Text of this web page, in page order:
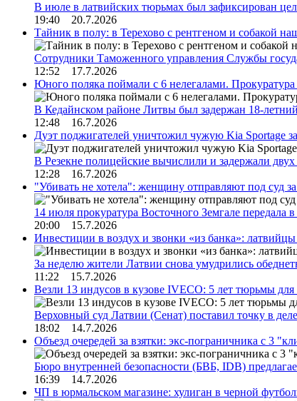
В июле в латвийских тюрьмах был зафиксирован
19:40 20.7.2026
Тайник в полу: в Терехово с рентгеном и собакой
Сотрудники Таможенного управления Службы
12:52 17.7.2026
Юного поляка поймали с 6 нелегалами.
В Кедайнском районе Литвы был задержан 18-
12:48 16.7.2026
Дуэт поджигателей уничтожил чужую Kia Sportage
В Резекне полицейские вычислили и задержали
12:28 16.7.2026
"Убивать не хотела": женщину отправляют под суд
14 июля прокуратура Восточного Земгале передала
20:00 15.7.2026
Инвестиции в воздух и звонки «из банка»:
За неделю жители Латвии снова умудрились
11:22 15.7.2026
Везли 13 индусов в кузове IVECO: 5 лет тюрьмы для
Верховный суд Латвии (Сенат) поставил точку в
18:02 14.7.2026
Объезд очередей за взятки: экс-пограничника с 3
Бюро внутренней безопасности (БВБ, IDB)
16:39 14.7.2026
ЧП в юрмальском магазине: хулиган в черной